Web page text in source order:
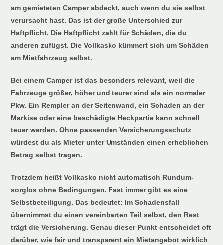
am gemieteten Camper abdeckt, auch wenn du sie selbst
verursacht hast. Das ist der große Unterschied zur
Haftpflicht. Die Haftpflicht zahlt für Schäden, die du
anderen zufügst. Die Vollkasko kümmert sich um Schäden
am Mietfahrzeug selbst.
Bei einem Camper ist das besonders relevant, weil die
Fahrzeuge größer, höher und teurer sind als ein normaler
Pkw. Ein Rempler an der Seitenwand, ein Schaden an der
Markise oder eine beschädigte Heckpartie kann schnell
teuer werden. Ohne passenden Versicherungsschutz
würdest du als Mieter unter Umständen einen erheblichen
Betrag selbst tragen.
Trotzdem heißt Vollkasko nicht automatisch Rundum-
sorglos ohne Bedingungen. Fast immer gibt es eine
Selbstbeteiligung. Das bedeutet: Im Schadensfall
übernimmst du einen vereinbarten Teil selbst, den Rest
trägt die Versicherung. Genau dieser Punkt entscheidet oft
darüber, wie fair und transparent ein Mietangebot wirklich